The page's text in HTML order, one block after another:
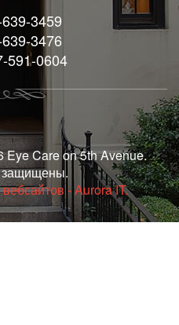
3459
3476
591-0604
Care on 5th Avenue.
защищены.
- Aurora IT.